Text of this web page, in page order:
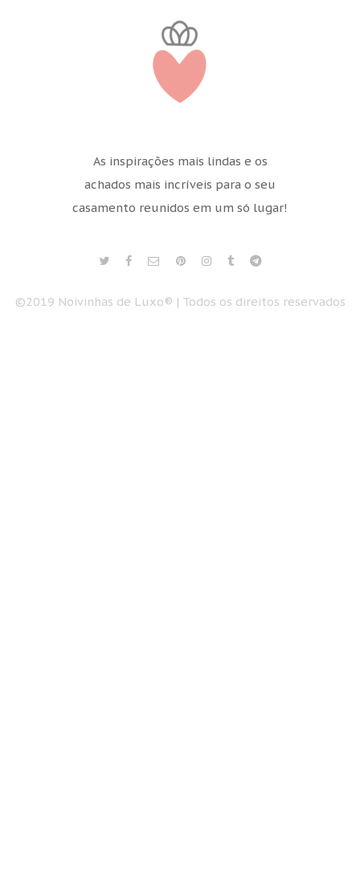
As inspirações mais lindas e os
achados mais incríveis para o seu
casamento reunidos em um só lugar!
©2019 Noivinhas de Luxo® | Todos os direitos reservados